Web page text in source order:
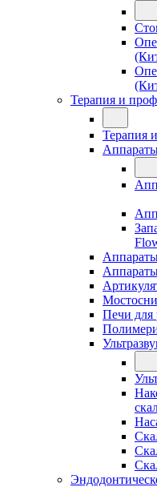
Терапия и
Терапия
Печи для